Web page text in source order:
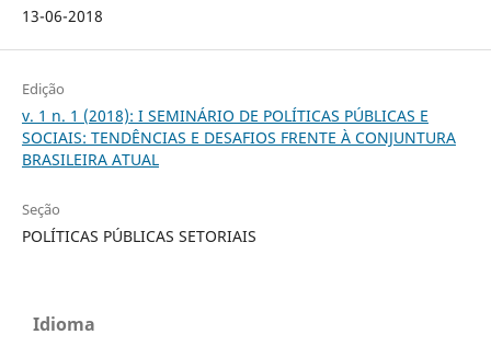
13-06-2018
Edição
v. 1 n. 1 (2018): I SEMINÁRIO DE POLÍTICAS PÚBLICAS E
SOCIAIS: TENDÊNCIAS E DESAFIOS FRENTE À CONJUNTURA
BRASILEIRA ATUAL
Seção
POLÍTICAS PÚBLICAS SETORIAIS
Idioma